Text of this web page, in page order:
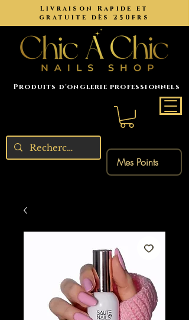
Livraison Rapide et
gratuite dès 250frs
Produits d'onglerie professionnels
Mes Points